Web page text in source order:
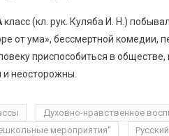
класс (кл. рук. Куляба И. Н.)
от ума», бессмертной комедии,
приспособиться в обществе,
неосторожны.
Духовно-нравственное
мероприятия"